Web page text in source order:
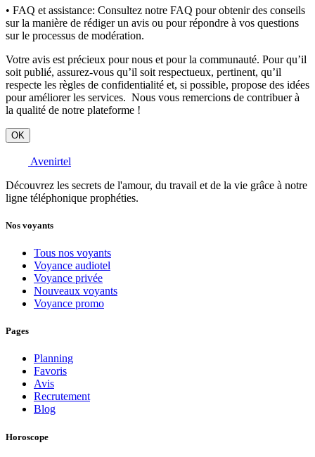
• FAQ et assistance: Consultez notre FAQ pour obtenir des conseils
sur la manière de rédiger un avis ou pour répondre à vos questions
sur le processus de modération.
Votre avis est précieux pour nous et pour la communauté. Pour qu’il
soit publié, assurez-vous qu’il soit respectueux, pertinent, qu’il
respecte les règles de confidentialité et, si possible, propose des idées
pour améliorer les services. Nous vous remercions de contribuer à
la qualité de notre plateforme !
OK
Avenirtel
Découvrez les secrets de l'amour, du travail et de la vie grâce à notre
ligne téléphonique prophéties.
Nos voyants
Tous nos voyants
Voyance audiotel
Voyance privée
Nouveaux voyants
Voyance promo
Pages
Planning
Favoris
Avis
Recrutement
Blog
Horoscope